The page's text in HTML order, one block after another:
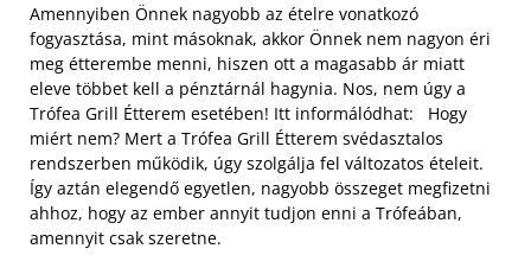
Amennyiben Önnek nagyobb az ételre vonatkozó
fogyasztása, mint másoknak, akkor Önnek nem nagyon éri
meg étterembe menni, hiszen ott a magasabb ár miatt
eleve többet kell a pénztárnál hagynia. Nos, nem úgy a
Trófea Grill Étterem esetében! Itt informálódhat: Hogy
miért nem? Mert a Trófea Grill Étterem svédasztalos
rendszerben működik, úgy szolgálja fel változatos ételeit.
Így aztán elegendő egyetlen, nagyobb összeget megfizetni
ahhoz, hogy az ember annyit tudjon enni a Trófeában,
amennyit csak szeretne.